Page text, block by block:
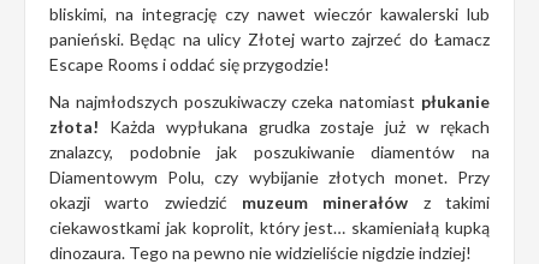
bliskimi, na integrację czy nawet wieczór kawalerski lub
panieński. Będąc na ulicy Złotej warto zajrzeć do Łamacz
Escape Rooms i oddać się przygodzie!
Na najmłodszych poszukiwaczy czeka natomiast płukanie
złota! Każda wypłukana grudka zostaje już w rękach
znalazcy, podobnie jak poszukiwanie diamentów na
Diamentowym Polu, czy wybijanie złotych monet. Przy
okazji warto zwiedzić muzeum minerałów z takimi
ciekawostkami jak koprolit, który jest… skamieniałą kupką
dinozaura. Tego na pewno nie widzieliście nigdzie indziej!